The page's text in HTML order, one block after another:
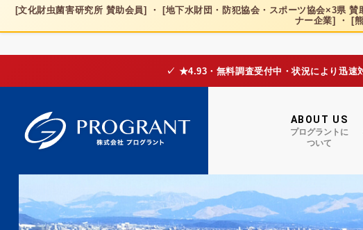
[文化財虫菌害研究所 賛助会員] ・ [地下水財団・防犯協会・スポーツ協会×3県
ナー企業] ・ [
✓ ★4.93・無料調査受付中・状況により迅速
ABOUT US
プログラントに
ついて